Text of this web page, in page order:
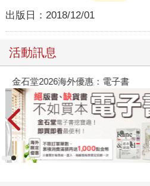
出版日： 2018/12/01
活動訊息
金石堂2026海外優惠：電子書